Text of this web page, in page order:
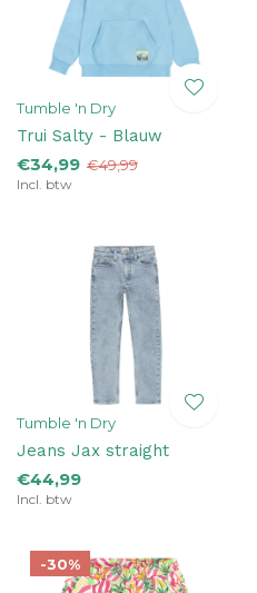
Tumble 'n Dry
Trui Salty - Blauw
€34,99 €49,99
Incl. btw
Tumble 'n Dry
Jeans Jax straight
€44,99
Incl. btw
-30%